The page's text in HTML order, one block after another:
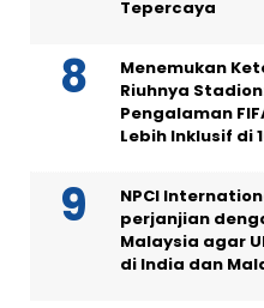
Tepercaya
Menemukan
Riuhnya
Pengalaman
Lebih Inklusif di
NPCI
perjanjian
Malaysia agar
di India dan